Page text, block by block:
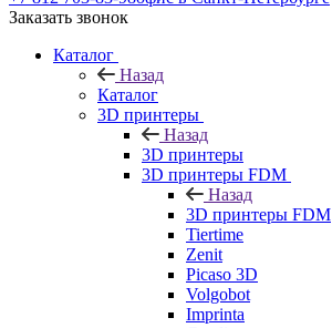
Заказать звонок
Каталог
Назад
Каталог
3D принтеры
Назад
3D принтеры
3D принтеры FDM
Назад
3D принтеры FDM
Tiertime
Zenit
Picaso 3D
Volgobot
Imprinta